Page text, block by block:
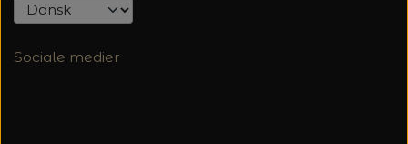
Sociale medier